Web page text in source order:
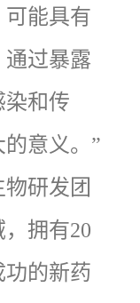
能具有
过暴露
染和传
意义。”
研发团
拥有20
的新药